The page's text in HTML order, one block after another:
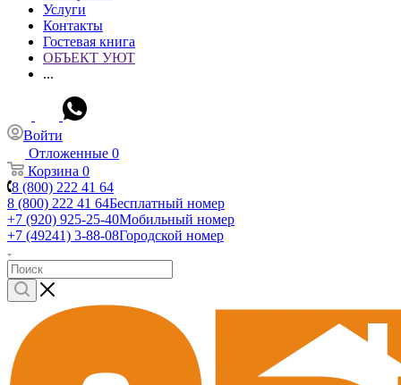
Услуги
Контакты
Гостевая книга
ОБЪЕКТ УЮТ
...
Войти
Отложенные 0
Корзина 0
8 (800) 222 41 64
8 (800) 222 41 64Бесплатный номер
+7 (920) 925-25-40Мобильный номер
+7 (49241) 3-88-08Городской номер